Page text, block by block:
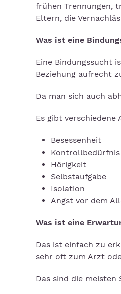
frühen Trennungen,
Eltern, die
Was ist eine
Eine Bindungssucht
Beziehung aufrecht
Da man sich auch
Es gibt verschiedene
Besessenheit
Kontrollbedürfnis
Hörigkeit
Selbstaufgabe
Isolation
Angst vor dem
Was ist eine
Das ist einfach zu
sehr oft zum Arzt
Das sind die meisten